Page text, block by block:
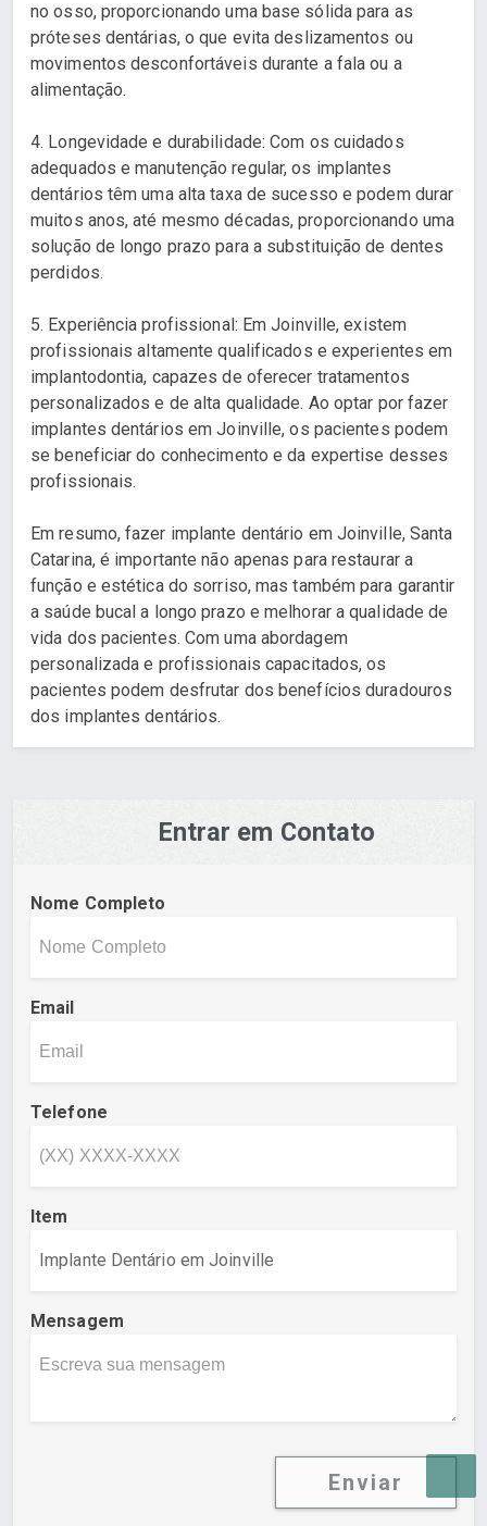
no osso, proporcionando uma base sólida para as
próteses dentárias, o que evita deslizamentos ou
movimentos desconfortáveis durante a fala ou a
alimentação.
4. Longevidade e durabilidade: Com os cuidados
adequados e manutenção regular, os implantes
dentários têm uma alta taxa de sucesso e podem durar
muitos anos, até mesmo décadas, proporcionando uma
solução de longo prazo para a substituição de dentes
perdidos.
5. Experiência profissional: Em Joinville, existem
profissionais altamente qualificados e experientes em
implantodontia, capazes de oferecer tratamentos
personalizados e de alta qualidade. Ao optar por fazer
implantes dentários em Joinville, os pacientes podem
se beneficiar do conhecimento e da expertise desses
profissionais.
Em resumo, fazer implante dentário em Joinville, Santa
Catarina, é importante não apenas para restaurar a
função e estética do sorriso, mas também para garantir
a saúde bucal a longo prazo e melhorar a qualidade de
vida dos pacientes. Com uma abordagem
personalizada e profissionais capacitados, os
pacientes podem desfrutar dos benefícios duradouros
dos implantes dentários.
Entrar em Contato
Nome Completo
Email
Telefone
Item
Mensagem
Enviar